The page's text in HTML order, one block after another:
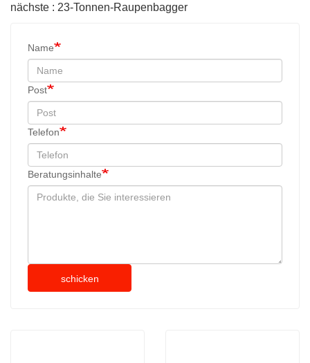
nächste : 23-Tonnen-Raupenbagger
Name
Post
Telefon
Beratungsinhalte
schicken